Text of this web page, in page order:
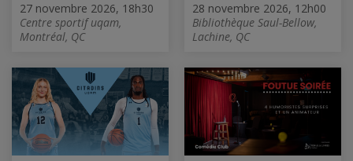
27 novembre 2026, 18h30
Centre sportif uqam,
Montréal, QC
28 novembre 2026, 12h00
Bibliothèque Saul-Bellow,
Lachine, QC